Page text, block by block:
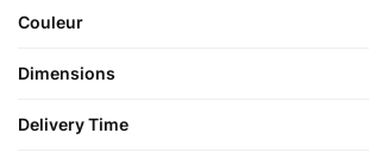
Couleur
Dimensions
Delivery Time